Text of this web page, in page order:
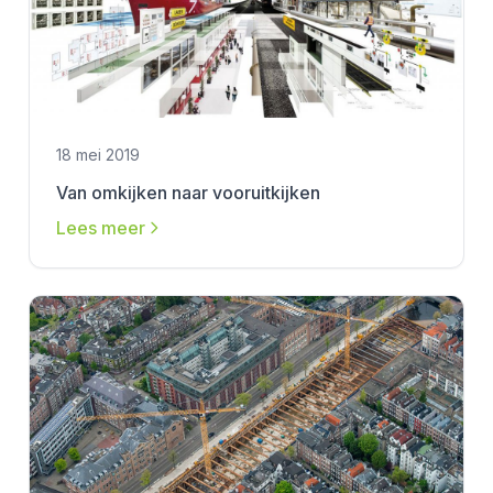
18 mei 2019
Van omkijken naar vooruitkijken
Lees meer